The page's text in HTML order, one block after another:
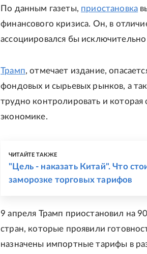
По данным газеты, приостановка
финансового кризиса. Он, в
ассоциировался бы
Трамп, отмечает издание,
фондовых и сырьевых рынков, а
трудно контролировать и
экономике.
ЧИТАЙТЕ ТАКЖЕ
"Цель - наказать Китай". Что
заморозке торговых тарифов
9 апреля Трамп приостановил на
стран, которые проявили
назначены импортные тарифы в